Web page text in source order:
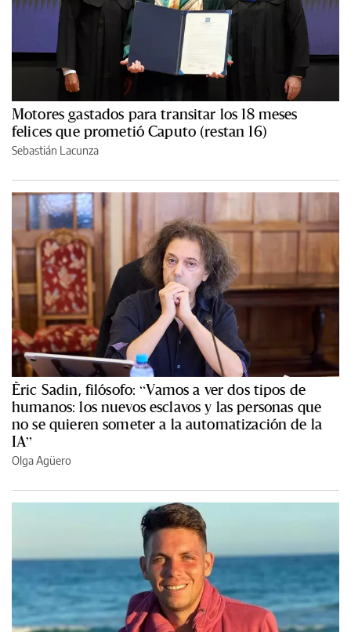
Motores gastados para transitar los 18 meses
felices que prometió Caputo (restan 16)
Sebastián Lacunza
Èric Sadin, filósofo: “Vamos a ver dos tipos de
humanos: los nuevos esclavos y las personas que
no se quieren someter a la automatización de la
IA”
Olga Agüero